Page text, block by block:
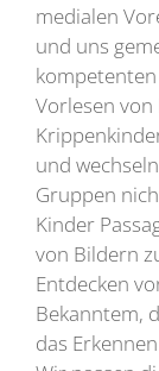
medialen
und uns
Vorlesen
und
Gruppen
Kinder
von Bildern
Entdecken
Bekanntem,
das